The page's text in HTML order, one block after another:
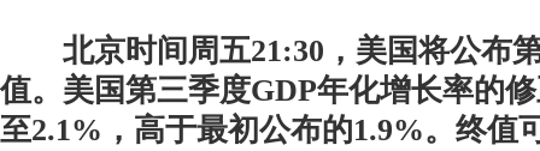
北京时间周五21:30，美国将公布
值。美国第三季度GDP年化增长率的
至2.1%，高于最初公布的1.9%。终值